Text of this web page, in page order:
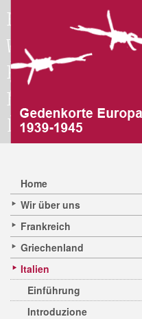
Home
Wir über uns
Frankreich
Griechenland
Italien
Einführung
Introduzione